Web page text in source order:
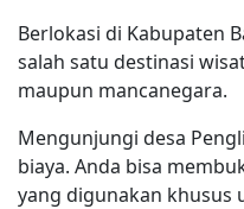
Berlokasi di Kabupaten
salah satu destinasi
maupun mancanegara.
Mengunjungi desa
biaya. Anda bisa
yang digunakan khusus